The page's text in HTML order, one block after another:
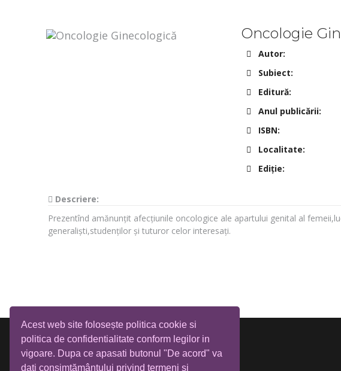
Acest web site folosește politica cookie si
politica de confidentialitate conform legilor in
vigoare. Dupa ce apasati butonul "De acord" va
dati consimțământului privind termeni si
Oncologie
Autor:
Subiect:
Editură:
Anul publicării:
ISBN:
Localitate:
Ediţie:
Descriere:
Prezentînd amănunțit afecțiunile oncologice ale apartului genital al
generaliști,studenților și tuturor celor interesați.